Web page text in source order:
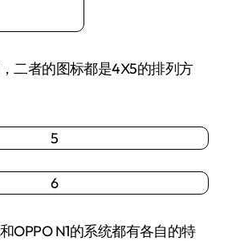
者的图标都是4X5的排列方
N1的系统都有各自的特